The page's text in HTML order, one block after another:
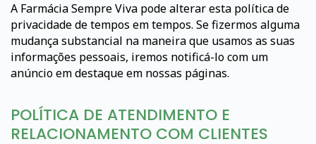
A Farmácia Sempre Viva pode alterar esta política de
privacidade de tempos em tempos. Se fizermos alguma
mudança substancial na maneira que usamos as suas
informações pessoais, iremos notificá-lo com um
anúncio em destaque em nossas páginas.
POLÍTICA DE ATENDIMENTO E
RELACIONAMENTO COM CLIENTES